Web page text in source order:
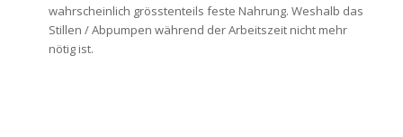
wahrscheinlich grösstenteils feste Nahrung. Weshalb das
Stillen / Abpumpen während der Arbeitszeit nicht mehr
nötig ist.